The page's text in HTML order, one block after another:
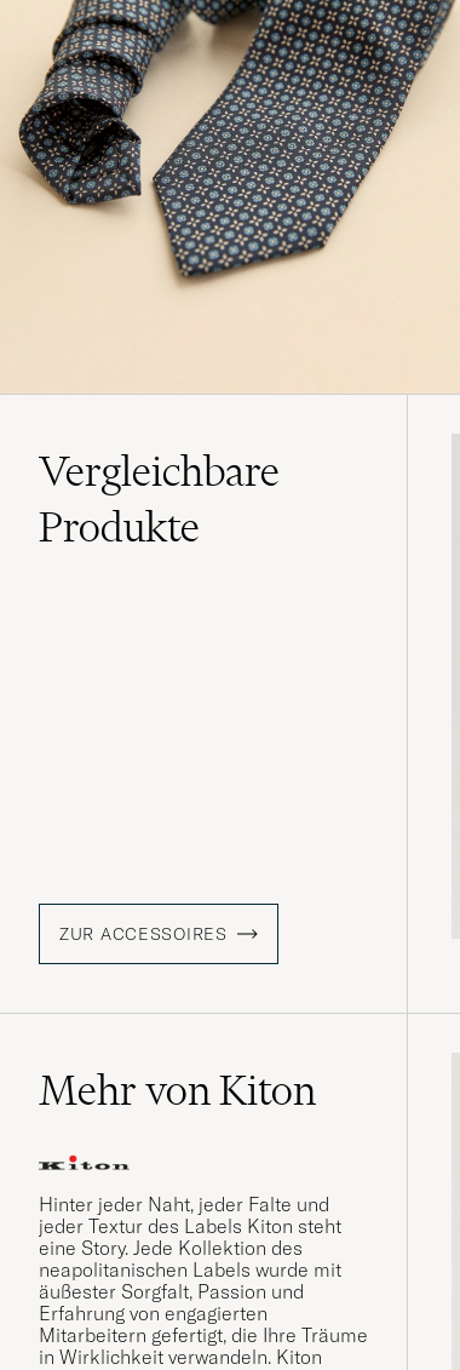
Vergleichbare
Produkte
ZUR ACCESSOIRES
Mehr von Kiton
Hinter jeder Naht, jeder Falte und
jeder Textur des Labels Kiton steht
eine Story. Jede Kollektion des
neapolitanischen Labels wurde mit
äußester Sorgfalt, Passion und
Erfahrung von engagierten
Mitarbeitern gefertigt, die Ihre Träume
in Wirklichkeit verwandeln. Kiton